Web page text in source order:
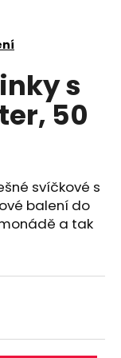
s
50
svíčkové s
balení do
a tak